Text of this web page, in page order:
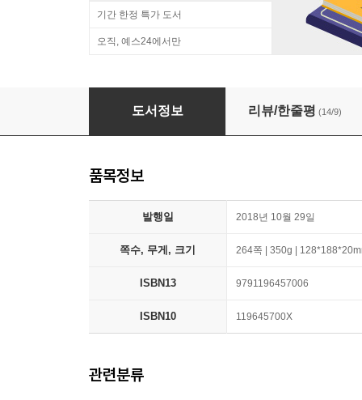
기간 한정 특가 도서
오직, 예스24에서만
밥보다 일기
도서정보 리뷰/한줄평 (14/9)
품목정보
발행일 2018년 10월 29일
쪽수, 무게, 크기 264쪽 | 350g |
ISBN13 9791196457006
ISBN10 119645700X
관련분류